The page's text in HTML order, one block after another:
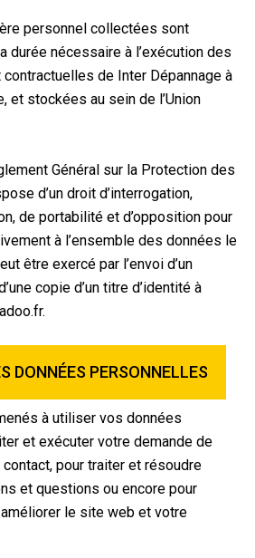
personnel collectées sont
durée nécessaire à l’exécution des
de Inter Dépannage à
et stockées au sein de l’Union
Général sur la Protection des
d’un droit d’interrogation,
de portabilité et d’opposition pour
à l’ensemble des données le
être exercé par l’envoi d’un
copie d’un titre d’identité à
DONNÉES PERSONNELLES
à utiliser vos données
et exécuter votre demande de
pour traiter et résoudre
et questions ou encore pour
le site web et votre